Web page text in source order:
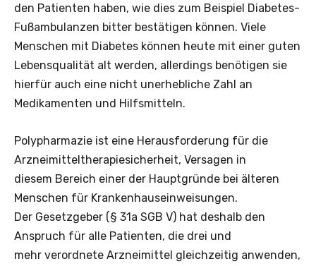
den Patienten haben, wie dies zum Beispiel Diabetes-
Fußambulanzen bitter bestätigen können. Viele
Menschen mit Diabetes können heute mit einer guten
Lebensqualität alt werden, allerdings benötigen sie
hierfür auch eine nicht unerhebliche Zahl an
Medikamenten und Hilfsmitteln.
Polypharmazie ist eine Herausforderung für die
Arzneimitteltherapiesicherheit, Versagen in
diesem Bereich einer der Hauptgründe bei älteren
Menschen für Krankenhauseinweisungen.
Der Gesetzgeber (§ 31a SGB V) hat deshalb den
Anspruch für alle Patienten, die drei und
mehr verordnete Arzneimittel gleichzeitig anwenden,